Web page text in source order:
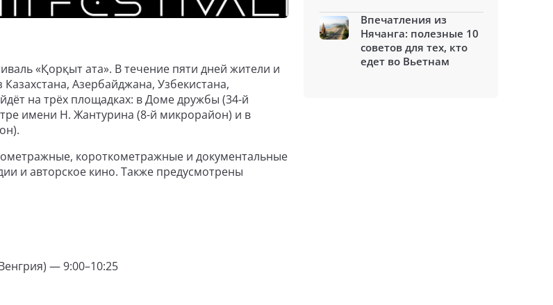
«Қорқыт ата». В течение пяти дней жители и
Азербайджана, Узбекистана,
на трёх площадках: в Доме дружбы (34-й
имени Н. Жантурина (8-й микрорайон) и в
короткометражные и документальные
и авторское кино. Также предусмотрены
— 9:00–10:25
Впечатления из
Нячанга: полезные 10
советов для тех, кто
едет во Вьетнам